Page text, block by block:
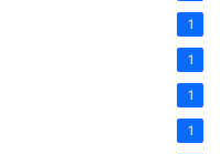
1
1
1
1